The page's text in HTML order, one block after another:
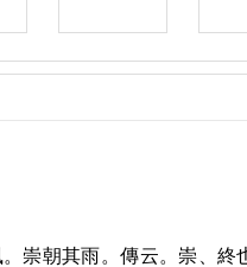
崇朝其雨。傳云。崇、